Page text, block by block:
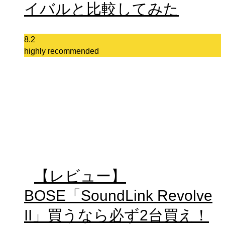
イバルと比較してみた
8.2
highly recommended
【レビュー】
BOSE「SoundLink Revolve
II」買うなら必ず2台買え！